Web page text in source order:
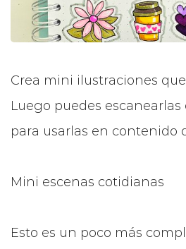
Crea mini ilustraciones
Luego puedes
para usarlas en contenido
Mini escenas cotidianas
Esto es un poco más